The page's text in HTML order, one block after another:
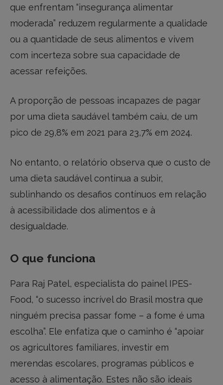
que enfrentam “insegurança alimentar
moderada” reduzem regularmente a qualidade
ou a quantidade de seus alimentos e vivem
com incerteza sobre sua capacidade de
acessar refeições.
A proporção de pessoas incapazes de pagar
por uma dieta saudável também caiu, de um
pico de 29,8% em 2021 para 23,7% em 2024.
No entanto, o relatório observa que o custo de
uma dieta saudável continua a subir,
sublinhando os desafios contínuos em relação
à acessibilidade dos alimentos e à
desigualdade.
O que funciona
Para Raj Patel, especialista do painel IPES-
Food, “o sucesso incrível do Brasil mostra que
ninguém precisa passar fome – a fome é uma
escolha”. Ele enfatiza que o caminho é “apoiar
os agricultores familiares, investir em
merendas escolares, programas públicos e
acesso à alimentação. Estes não são ideais